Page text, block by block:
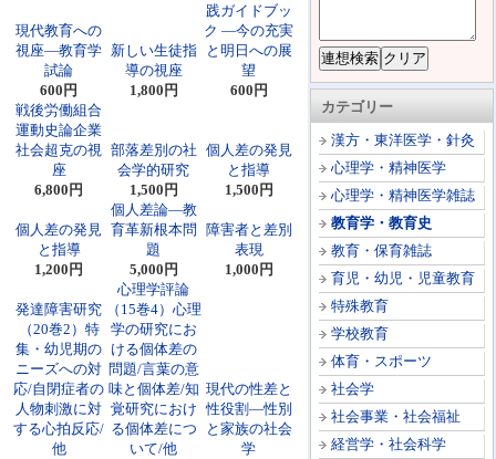
カテゴリー
漢方・東洋医学・針灸
心理学・精神医学
心理学・精神医学雑誌
教育学・教育史
教育・保育雑誌
育児・幼児・児童教育
特殊教育
学校教育
体育・スポーツ
社会学
社会事業・社会福祉
経営学・社会科学
現代教育への
視座―教育学
試論
600円
新しい生徒指
導の視座
1,800円
践ガイドブッ
ク ―今の充実
と明日への展
望
600円
戦後労働組合
運動史論企業
社会超克の視
座
6,800円
部落差別の社
会学的研究
1,500円
個人差の発見
と指導
1,500円
個人差の発見
と指導
1,200円
個人差論―教
育革新根本問
題
5,000円
障害者と差別
表現
1,000円
発達障害研究
（20巻2）特
集・幼児期の
ニーズへの対
応/自閉症者の
人物刺激に対
する心拍反応/
他
心理学評論
（15巻4）心理
学の研究にお
ける個体差の
問題/言葉の意
味と個体差/知
覚研究におけ
る個体差につ
いて/他
現代の性差と
性役割―性別
と家族の社会
学